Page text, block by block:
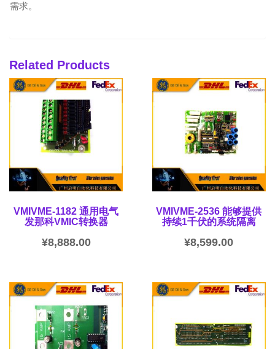
需求。
Related Products
VMIVME-1182 通用电气
发那科VMIC转换器
¥8,888.00
VMIVME-2536 能够提供
持续1千伏的系统隔离
¥8,599.00